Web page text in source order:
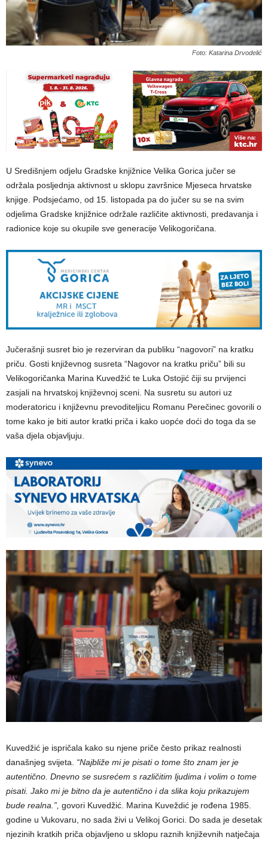
Foto: Katarina Drvodelić
U Središnjem odjelu Gradske knjižnice Velika Gorica jučer se
održala posljednja aktivnost u sklopu završnice Mjeseca hrvatske
knjige. Podsjećamo, od 15. listopada pa do jučer su se na svim
odjelima Gradske knjižnice održale različite aktivnosti, predavanja i
radionice koje su okupile sve generacije Velikogoričana.
Jučerašnji susret bio je rezerviran da publiku “nagovori” na kratku
priču. Gosti književnog susreta “Nagovor na kratku priču” bili su
Velikogoričanka Marina Kuvedžić te Luka Ostojić čiji su prvijenci
zasjali na hrvatskoj književnoj sceni. Na susretu su autori uz
moderatoricu i književnu prevoditeljicu Romanu Perečinec govorili o
tome kako je biti autor kratki priča i kako uopće doći do toga da se
vaša djela objavljuju.
Kuvedžić je ispričala kako su njene priče često prikaz realnosti
današnjeg svijeta. “Najbliže mi je pisati o tome što znam jer je
autentično. Dnevno se susrećem s različitim ljudima i volim o tome
pisati. Jako mi je bitno da je autentično i da slika koju prikazujem
bude realna.”, govori Kuvedžić. Marina Kuveždić je rođena 1985.
godine u Vukovaru, no sada živi u Velikoj Gorici. Do sada je desetak
njezinih kratkih priča objavljeno u sklopu raznih književnih natječaja